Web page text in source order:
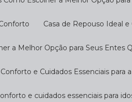
Casa de Repouso Ideal
a Melhor Opção para Seus Entes
e Cuidados Essenciais para
e cuidados essenciais para